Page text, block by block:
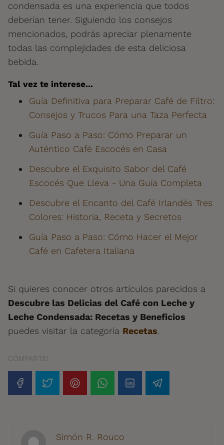
condensada es una experiencia que todos
deberían tener. Siguiendo los consejos
mencionados, podrás apreciar plenamente
todas las complejidades de esta deliciosa
bebida.
Tal vez te interese...
Guía Definitiva para Preparar Café de Filtro:
Consejos y Trucos Para una Taza Perfecta
Guía Paso a Paso: Cómo Preparar un
Auténtico Café Escocés en Casa
Descubre el Exquisito Sabor del Café
Escocés Que Lleva - Una Guía Completa
Descubre el Encanto del Café Irlandés Tres
Colores: Historia, Receta y Secretos
Guía Paso a Paso: Cómo Hacer el Mejor
Café en Cafetera Italiana
Si quieres conocer otros artículos parecidos a
Descubre las Delicias del Café con Leche y
Leche Condensada: Recetas y Beneficios
puedes visitar la categoría Recetas.
COMPARTE!
Simón R. Rouco